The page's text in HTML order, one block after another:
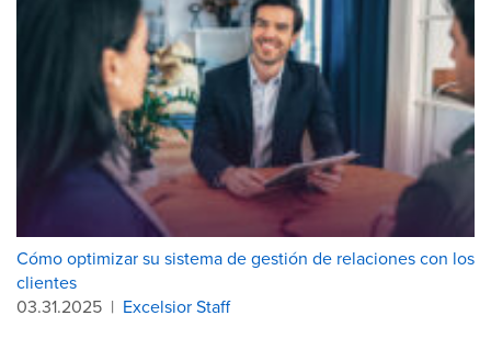
Cómo optimizar su sistema de gestión de relaciones con los
clientes
03.31.2025 | Excelsior Staff